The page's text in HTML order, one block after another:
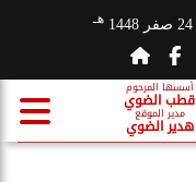
24 صفر 1448 هـ
أسسها المرحوم
قطب الضوي
مدير الموقع
هدير الضوي